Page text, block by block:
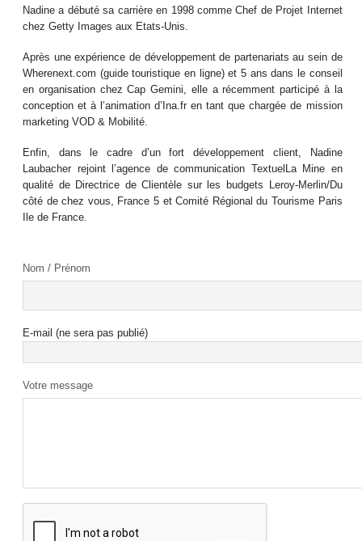
Nadine a débuté sa carrière en 1998 comme Chef de Projet Internet
chez Getty Images aux Etats-Unis.
Après une expérience de développement de partenariats au sein de
Wherenext.com (guide touristique en ligne) et 5 ans dans le conseil
en organisation chez Cap Gemini, elle a récemment participé à la
conception et à l’animation d’Ina.fr en tant que chargée de mission
marketing VOD & Mobilité.
Enfin, dans le cadre d’un fort développement client, Nadine
Laubacher rejoint l’agence de communication TextuelLa Mine en
qualité de Directrice de Clientèle sur les budgets Leroy-Merlin/Du
côté de chez vous, France 5 et Comité Régional du Tourisme Paris
Ile de France.
Nom / Prénom
E-mail (ne sera pas publié)
Votre message